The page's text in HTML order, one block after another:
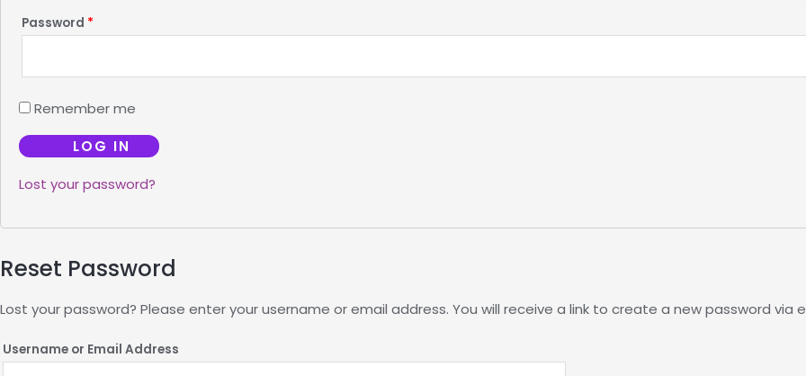
Password *
Remember me
Lost your password?
Reset Password
Lost your password? Please enter your username or email address. You will receive a link to create a new password via
Username or Email Address